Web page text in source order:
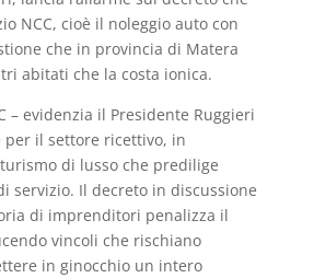
NCC, cioè il noleggio auto con
che in provincia di Matera
abitati che la costa ionica.
– evidenzia il Presidente Ruggieri
per il settore ricettivo, in
di lusso che predilige
servizio. Il decreto in discussione
di imprenditori penalizza il
vincoli che rischiano
in ginocchio un intero